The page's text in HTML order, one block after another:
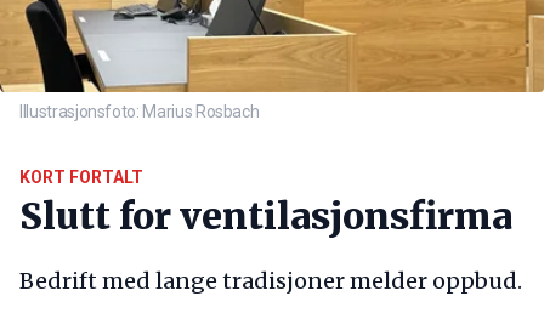
Illustrasjonsfoto: Marius Rosbach
KORT FORTALT
Slutt for ventilasjonsfirma
Bedrift med lange tradisjoner melder oppbud.